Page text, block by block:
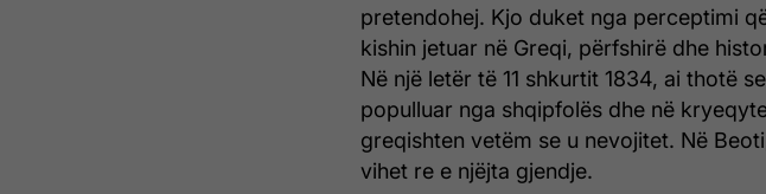
pretendohej. Kjo duket nga perceptimi
kishin jetuar në Greqi, përfshirë dhe
Në një letër të 11 shkurtit 1834, ai thotë
populluar nga shqipfolës dhe në
greqishten vetëm se u nevojitet. Në
vihet re e njëjta gjendje.